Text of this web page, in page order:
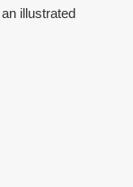
illustrated